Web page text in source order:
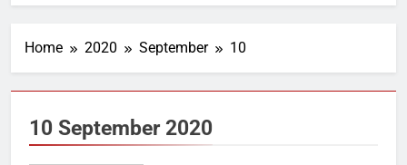
Home 2020 September 10
10 September 2020